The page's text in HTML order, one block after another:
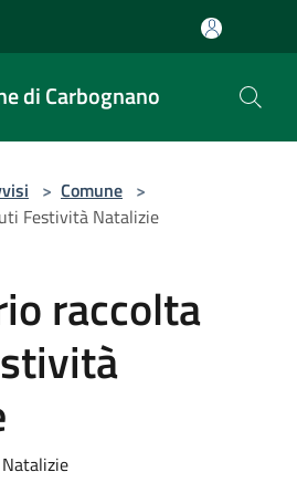
di Carbognano
> Comune >
Festività Natalizie
raccolta